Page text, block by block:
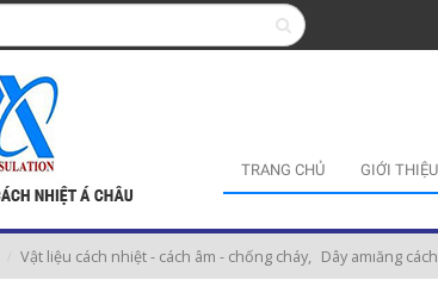
TRANG CHỦ GIỚI THIỆU
Vật liệu cách nhiệt - cách âm - chống cháy, Dây amıăng